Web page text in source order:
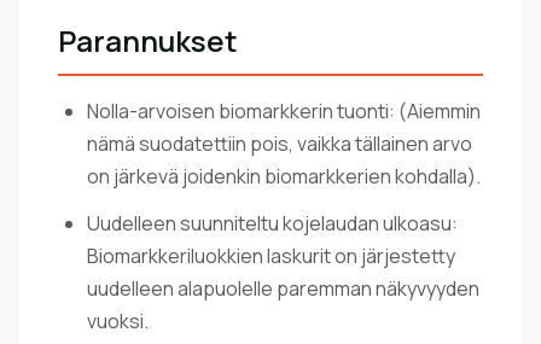
Parannukset
Nolla-arvoisen biomarkkerin tuonti: (Aiemmin
nämä suodatettiin pois, vaikka tällainen arvo
on järkevä joidenkin biomarkkerien kohdalla).
Uudelleen suunniteltu kojelaudan ulkoasu:
Biomarkkeriluokkien laskurit on järjestetty
uudelleen alapuolelle paremman näkyvyyden
vuoksi.